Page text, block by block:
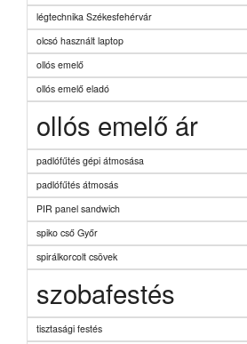
légtechnika Székesfehérvár
olcsó használt laptop
ollós emelő
ollós emelő eladó
ollós emelő ár
padlófűtés gépi átmosása
padlófűtés átmosás
PIR panel sandwich
spiko cső Győr
spirálkorcolt csövek
szobafestés
tisztasági festés